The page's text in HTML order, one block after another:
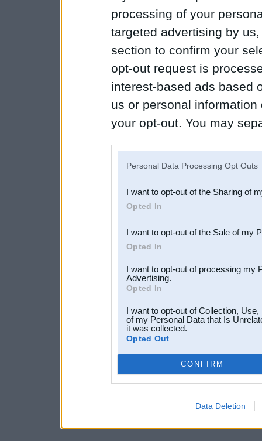
processing of your
targeted advertising by
section to confirm your
opt-out request is
interest-based ads based
us or personal
your opt-out. You may
Downstream Participants
third parties.
Personal Data Processing Opt Outs
I want to opt-out of the Sharing of
Opted In
I want to opt-out of the Sale of my
Opted In
I want to opt-out of processing my
Advertising.
Opted In
I want to opt-out of Collection,
of my Personal Data that Is
it was collected.
Opted Out
CONFIRM
Data Deletion